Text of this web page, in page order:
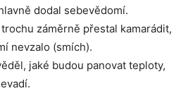
dodal sebevědomí.
záměrně přestal kamarádit,
nevzalo (smích).
jaké budou panovat teploty,